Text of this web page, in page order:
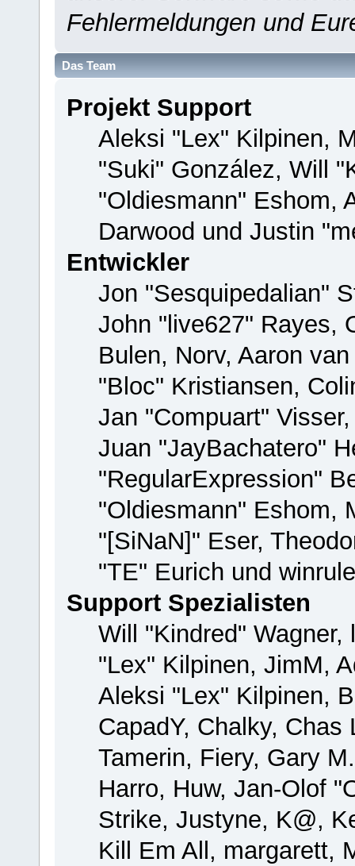
Fehlermeldungen und
Das Team
Projekt Support
Aleksi "Lex" Kilpinen,
"Suki" González, Will
"Oldiesmann" Eshom,
Darwood und Justin
Entwickler
Jon "Sesquipedalian"
John "live627" Rayes,
Bulen, Norv, Aaron
"Bloc" Kristiansen,
Jan "Compuart"
Juan "JayBachatero"
"RegularExpression"
"Oldiesmann" Eshom,
"[SiNaN]" Eser,
"TE" Eurich und
Support Spezialisten
Will "Kindred"
"Lex" Kilpinen, JimM,
Aleksi "Lex" Kilpinen,
CapadY, Chalky,
Tamerin, Fiery, Gary
Harro, Huw, Jan-Olof
Strike, Justyne, K@,
Kill Em All, margarett,